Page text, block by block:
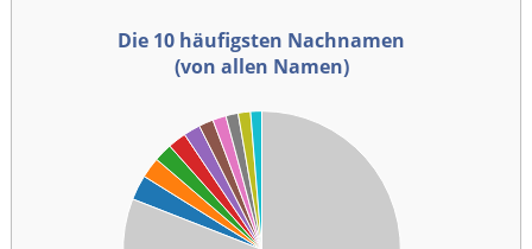
Die 10 häufigsten Nachnamen
(von allen Namen)